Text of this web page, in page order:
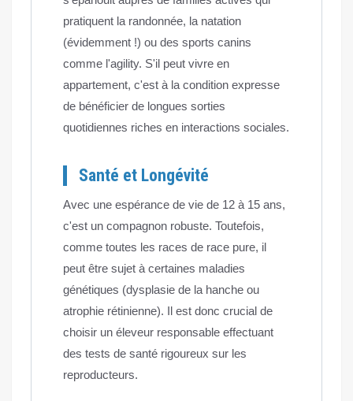
pratiquent la randonnée, la natation
(évidemment !) ou des sports canins
comme l'agility. S'il peut vivre en
appartement, c'est à la condition expresse
de bénéficier de longues sorties
quotidiennes riches en interactions sociales.
Santé et Longévité
Avec une espérance de vie de 12 à 15 ans,
c'est un compagnon robuste. Toutefois,
comme toutes les races de race pure, il
peut être sujet à certaines maladies
génétiques (dysplasie de la hanche ou
atrophie rétinienne). Il est donc crucial de
choisir un éleveur responsable effectuant
des tests de santé rigoureux sur les
reproducteurs.